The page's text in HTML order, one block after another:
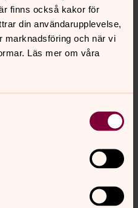
finns också kakor för
din användarupplevelse,
marknadsföring och när vi
Läs mer om våra
församling. Om du tittar
hittar du information om
i gudstjänster och